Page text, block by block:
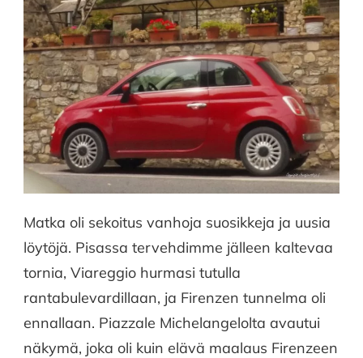
Matka oli sekoitus vanhoja suosikkeja ja uusia
löytöjä. Pisassa tervehdimme jälleen kaltevaa
tornia, Viareggio hurmasi tutulla
rantabulevardillaan, ja Firenzen tunnelma oli
ennallaan. Piazzale Michelangelolta avautui
näkymä, joka oli kuin elävä maalaus Firenzeen